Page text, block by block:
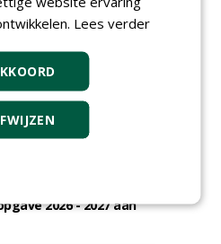
Maastricht gunt
MUMC+ aan Jonkers
bestek 1879;
beplantingen 2026,
Den Held
2026 - 2027 aan
Lees verder